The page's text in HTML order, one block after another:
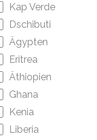
Kap Verde
Dschibuti
Ägypten
Eritrea
Äthiopien
Ghana
Kenia
Liberia